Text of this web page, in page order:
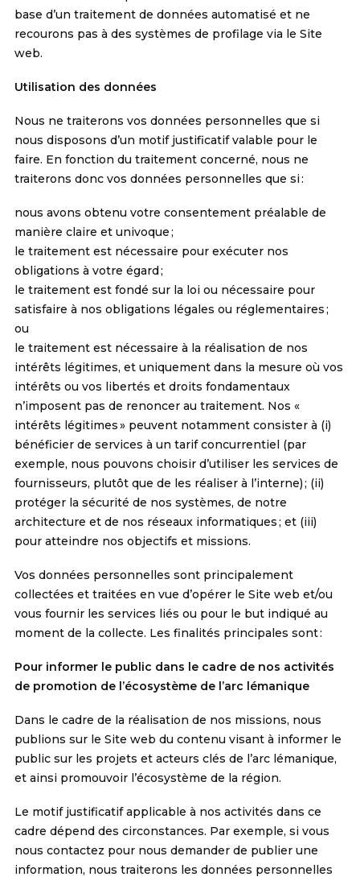
base d’un traitement de données automatisé et ne
recourons pas à des systèmes de profilage via le Site
web.
Utilisation des données
Nous ne traiterons vos données personnelles que si
nous disposons d’un motif justificatif valable pour le
faire. En fonction du traitement concerné, nous ne
traiterons donc vos données personnelles que si :
nous avons obtenu votre consentement préalable de
manière claire et univoque ;
le traitement est nécessaire pour exécuter nos
obligations à votre égard ;
le traitement est fondé sur la loi ou nécessaire pour
satisfaire à nos obligations légales ou réglementaires ;
ou
le traitement est nécessaire à la réalisation de nos
intérêts légitimes, et uniquement dans la mesure où vos
intérêts ou vos libertés et droits fondamentaux
n’imposent pas de renoncer au traitement. Nos «
intérêts légitimes » peuvent notamment consister à (i)
bénéficier de services à un tarif concurrentiel (par
exemple, nous pouvons choisir d’utiliser les services de
fournisseurs, plutôt que de les réaliser à l’interne) ; (ii)
protéger la sécurité de nos systèmes, de notre
architecture et de nos réseaux informatiques ; et (iii)
pour atteindre nos objectifs et missions.
Vos données personnelles sont principalement
collectées et traitées en vue d’opérer le Site web et/ou
vous fournir les services liés ou pour le but indiqué au
moment de la collecte. Les finalités principales sont :
Pour informer le public dans le cadre de nos activités
de promotion de l’écosystème de l’arc lémanique
Dans le cadre de la réalisation de nos missions, nous
publions sur le Site web du contenu visant à informer le
public sur les projets et acteurs clés de l’arc lémanique,
et ainsi promouvoir l’écosystème de la région.
Le motif justificatif applicable à nos activités dans ce
cadre dépend des circonstances. Par exemple, si vous
nous contactez pour nous demander de publier une
information, nous traiterons les données personnelles